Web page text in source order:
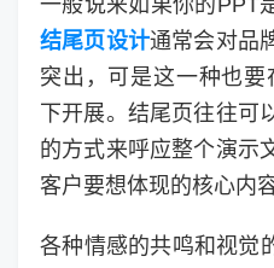
结尾页设计通常会对品
突出，可是这一种也
下开展。结尾页往往可
的方式来呼应整个演示
客户要想体现的核心内
各种情感的共鸣和视觉